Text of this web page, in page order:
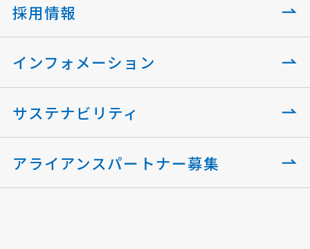
採用情報
インフォメーション
サステナビリティ
アライアンスパートナー募集